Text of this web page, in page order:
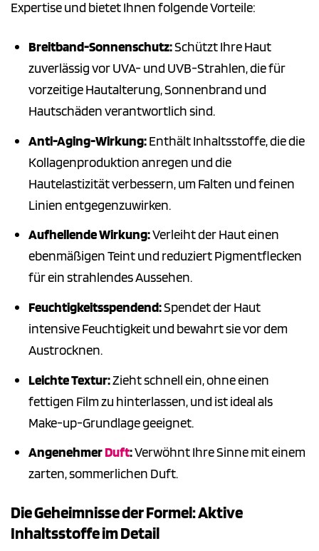
Expertise und bietet Ihnen folgende Vorteile:
Breitband-Sonnenschutz:Schützt Ihre Haut
zuverlässig vor UVA- und UVB-Strahlen, die für
vorzeitige Hautalterung, Sonnenbrand und
Hautschäden verantwortlich sind.
Anti-Aging-Wirkung:Enthält Inhaltsstoffe, die die
Kollagenproduktion anregen und die
Hautelastizität verbessern, um Falten und feinen
Linien entgegenzuwirken.
Aufhellende Wirkung:Verleiht der Haut einen
ebenmäßigen Teint und reduziert Pigmentflecken
für ein strahlendes Aussehen.
Feuchtigkeitsspendend:Spendet der Haut
intensive Feuchtigkeit und bewahrt sie vor dem
Austrocknen.
Leichte Textur:Zieht schnell ein, ohne einen
fettigen Film zu hinterlassen, und ist ideal als
Make-up-Grundlage geeignet.
AngenehmerDuft:Verwöhnt Ihre Sinne mit einem
zarten, sommerlichen Duft.
Die Geheimnisse der Formel: Aktive
Inhaltsstoffe im Detail